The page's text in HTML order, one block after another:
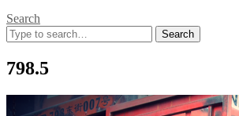
Search
Search
for:
798.5